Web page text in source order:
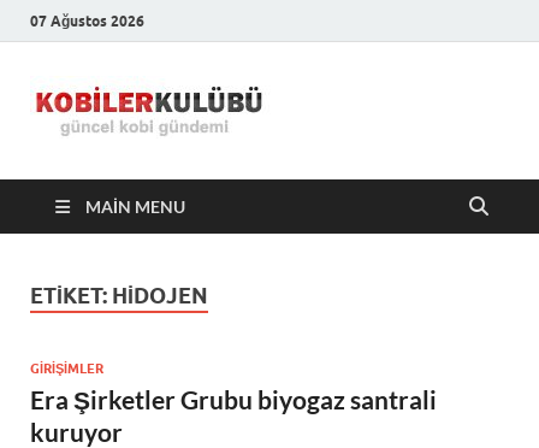
07 Ağustos 2026
Kulübü –
En Güncel
MAIN MENU
ETIKET: HIDOJEN
GIRIŞIMLER
Era Şirketler Grubu biyogaz santrali
kuruyor